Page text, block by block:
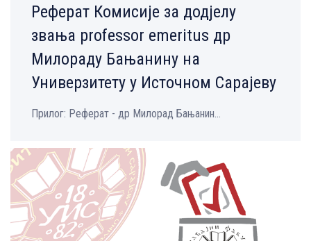
Реферат Комисије за додјелу
звања professor emeritus др
Милораду Бањанину на
Универзитету у Источном Сарајеву
Прилог: Реферат - др Милорад Бањанин...